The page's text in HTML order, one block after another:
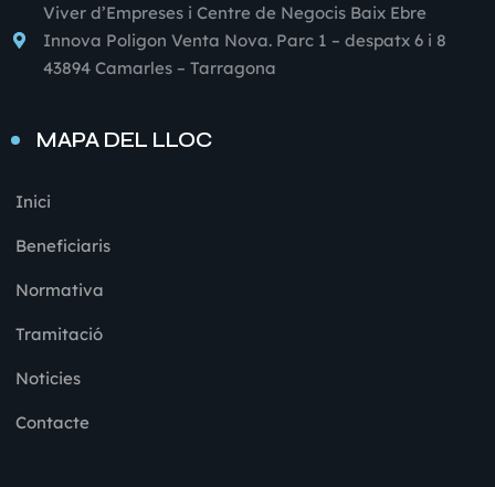
Viver d’Empreses i Centre de Negocis Baix Ebre
Innova Poligon Venta Nova. Parc 1 – despatx 6 i 8
43894 Camarles – Tarragona
MAPA DEL LLOC
Inici
Beneficiaris
Normativa
Tramitació
Noticies
Contacte